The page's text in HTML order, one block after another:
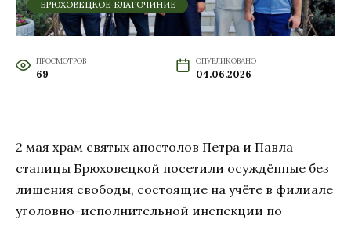
БРЮХОВЕЦКОЕ БЛАГОЧИНИЕ
ПРОСМОТРОВ
69
ОПУБЛИКОВАНО
04.06.2026
2 мая храм святых апостолов Петра и Павла
станицы Брюховецкой посетили осуждённые без
лишения свободы, состоящие на учёте в филиале
уголовно-исполнительной инспекции по